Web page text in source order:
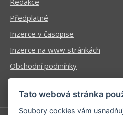
Redakce
Předplatné
Inzerce v časopise
Inzerce na www stránkách
Obchodní podmínky
Ochrana osobních údajů
Tato webová stránka
Soubory cookies vám